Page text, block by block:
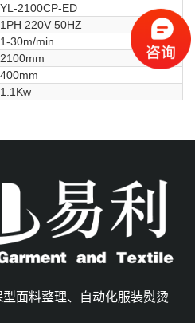
YL-2100CP-ED
1PH 220V 50HZ
1-30m/min
2100mm
400mm
1.1Kw
面料整理、自动化服装熨烫